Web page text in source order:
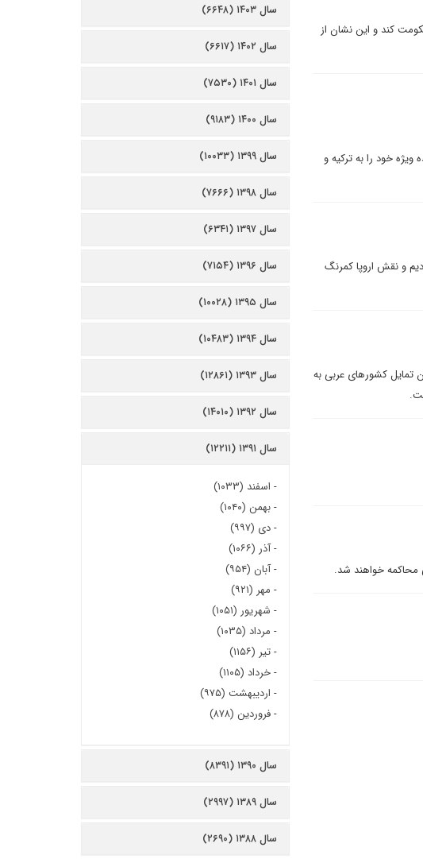
کند و این نشان از
خود را به ترکیه و
و رفتن به دامان چین و روسیه، تروئیکای اروپا را به 1+5 تبدیل کردیم و نقش اروپا کمرنگ
تمايل کشورهاى عربى به
سال ۱۴۰۳ (۶۶۴۸)
سال ۱۴۰۲ (۶۶۱۷)
سال ۱۴۰۱ (۷۵۳۰)
سال ۱۴۰۰ (۹۱۸۳)
سال ۱۳۹۹ (۱۰۰۳۳)
سال ۱۳۹۸ (۷۶۶۶)
سال ۱۳۹۷ (۶۳۴۱)
سال ۱۳۹۶ (۷۱۵۴)
سال ۱۳۹۵ (۱۰۰۲۸)
سال ۱۳۹۴ (۱۰۴۸۳)
سال ۱۳۹۳ (۱۲۸۶۱)
سال ۱۳۹۲ (۱۴۰۱۰)
سال ۱۳۹۱ (۱۲۲۱۱)
- اسفند (۱۰۳۳)
-بهمن (۱۰۴۰)
-دی (۹۹۷)
-آذر (۱۰۶۶)
-آبان (۹۵۴)
- مهر (۹۲۱)
- شهریور (۱۰۵۱)
- مرداد (۱۰۳۵)
-تیر (۱۱۵۶)
-خرداد (۱۱۰۵)
- اردیبهشت (۹۷۵)
-فروردین (۸۷۸)
سال ۱۳۹۰ (۸۳۹۱)
سال ۱۳۸۹ (۲۹۹۷)
سال ۱۳۸۸ (۲۶۹۰)